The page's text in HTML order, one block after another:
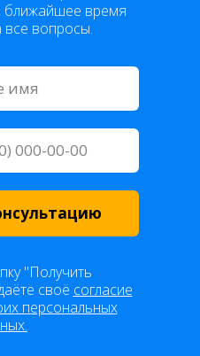
ближайшее время
все вопросы.
"Получить
своё согласие
персональных